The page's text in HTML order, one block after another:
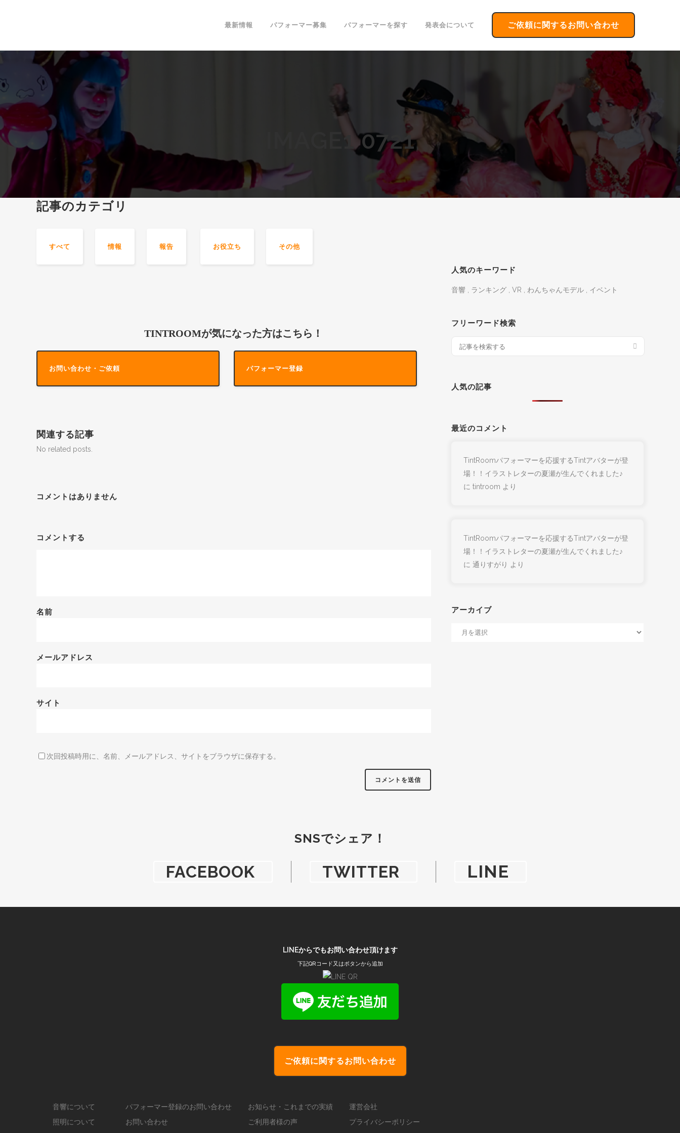
ご依頼に関するお問い合わせ
最新情報 パフォーマー募集 パフォーマーを探す 発表会について
IMAGE1 0721
記事のカテゴリ
すべて 情報 報告 お役立ち その他
TINTROOMが気になった方はこちら！
お問い合わせ・ご依頼 パフォーマー登録
関連する記事
No related posts.
コメントはありません
コメントする
名前
メールアドレス
サイト
次回投稿時用に、名前、メールアドレス、サイトをブラウザに保存する。
人気のキーワード
音響 ランキング VR わんちゃんモデル イベント
フリーワード検索
人気の記事
最近のコメント
TintRoomパフォーマーを応援するTintアバターが登
場！！イラストレターの夏瀬が生んでくれました♪
に tintroom より
TintRoomパフォーマーを応援するTintアバターが登
場！！イラストレターの夏瀬が生んでくれました♪
に 通りすがり より
アーカイブ
SNSでシェア！
FACEBOOK TWITTER LINE
LINEからでもお問い合わせ頂けます
下記QRコード又はボタンから追加
ご依頼に関するお問い合わせ
音響について
照明について
パフォーマー登録のお問い合わせ
お問い合わせ
お知らせ・これまでの実績
ご利用者様の声
運営会社
プライバシーポリシー